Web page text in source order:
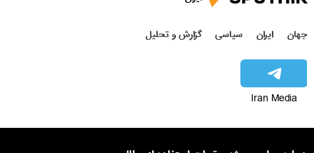
جهان ایران سیاسی گزارش و تحلیل
Iran Media